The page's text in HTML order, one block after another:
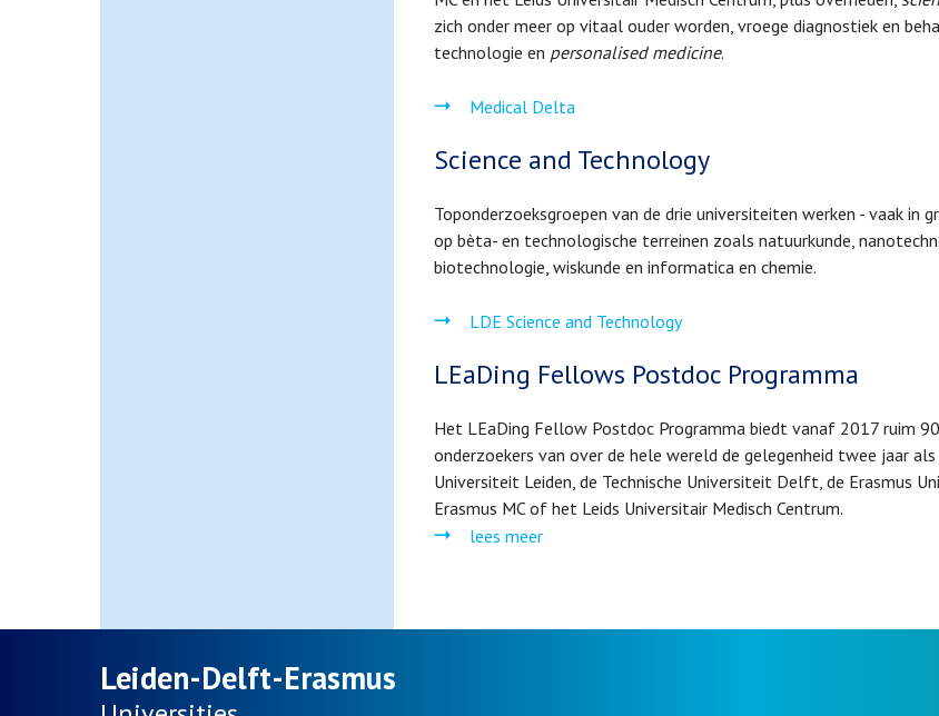
zich onder meer op vitaal ouder worden, vroege diagnostiek en
technologie en personalised medicine.
Medical Delta
Science and Technology
Toponderzoeksgroepen van de drie universiteiten werken - vaak in
op bèta- en technologische terreinen zoals natuurkunde,
biotechnologie, wiskunde en informatica en chemie.
LDE Science and Technology
LEaDing Fellows Postdoc Programma
Het LEaDing Fellow Postdoc Programma biedt vanaf 2017 ruim
onderzoekers van over de hele wereld de gelegenheid twee jaar
Universiteit Leiden, de Technische Universiteit Delft, de Erasmus
Erasmus MC of het Leids Universitair Medisch Centrum.
lees meer
Leiden-Delft-Erasmus